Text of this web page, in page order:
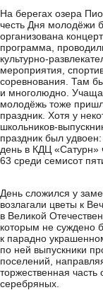
На берегах озера
честь Дня молодёжи
организована
программа,
культурно-
мероприятия,
соревнования. Там
и многолюдно.
молодёжь тоже
праздник. Хотя у
школьников-
праздник был удвоен:
день в КДЦ «Сатурн»
63 среди семисот
День сложился у
возлагали цветы к
в Великой
которым не суждено
к парадно
по ней выпускники
поселений,
торжественная
серебряных.